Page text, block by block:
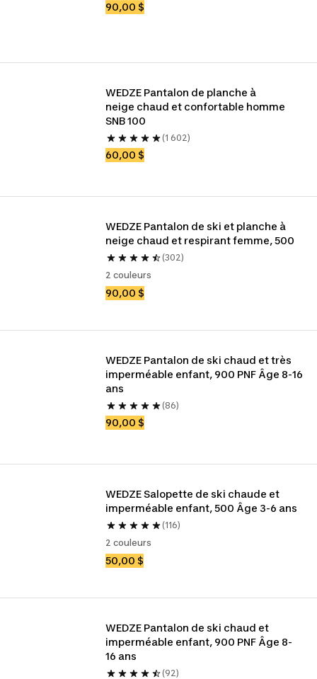
90,00 $
WEDZE Pantalon de planche à
neige chaud et confortable homme
SNB 100
(1 602)
60,00 $
WEDZE Pantalon de ski et planche à
neige chaud et respirant femme, 500
(302)
2 couleurs
90,00 $
WEDZE Pantalon de ski chaud et très
imperméable enfant, 900 PNF Âge 8-16
ans
(86)
90,00 $
WEDZE Salopette de ski chaude et
imperméable enfant, 500 Âge 3-6 ans
(116)
2 couleurs
50,00 $
WEDZE Pantalon de ski chaud et
imperméable enfant, 900 PNF Âge 8-
16 ans
(92)